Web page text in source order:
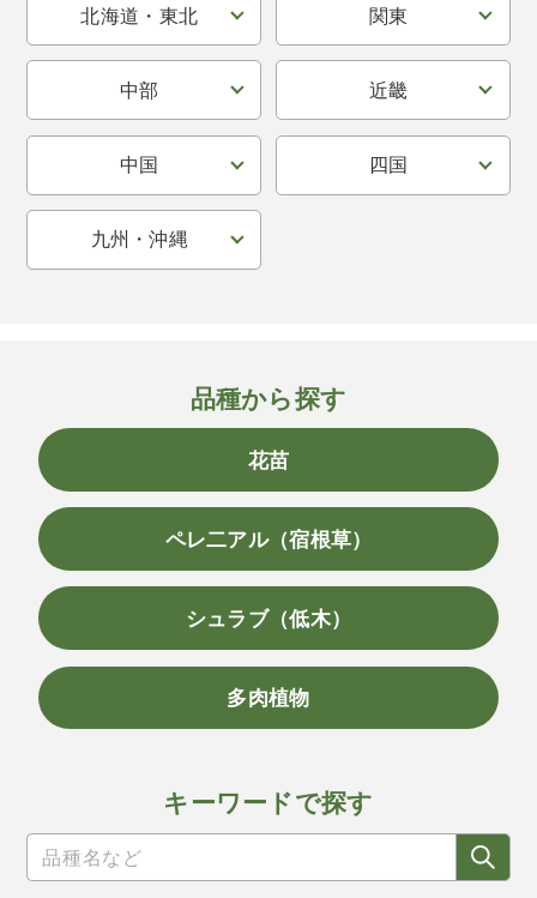
北海道・東北 関東
中部 近畿
中国 四国
九州・沖縄
品種から探す
花苗
ペレ二アル（宿根草）
シュラブ（低木）
多肉植物
キーワードで探す